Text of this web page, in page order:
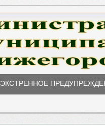
ЭКСТРЕННОЕ